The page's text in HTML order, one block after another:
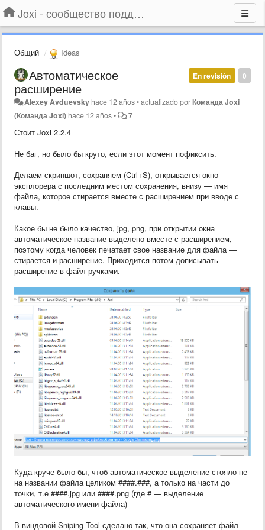
Joxi - сообщество поддержки
Общий Ideas
0
En revisión
Автоматическое
расширение
Alexey Avduevsky hace 12 años•actualizado porКоманда Joxi
(Команда Joxi) hace 12 años• 7
Стоит Joxi 2.2.4
Не баг, но было бы круто, если этот момент пофиксить.
Делаем скриншот, сохраняем (Ctrl+S), открывается окно
эксплорера с последним местом сохранения, внизу — имя
файла, которое стирается вместе с расширением при вводе с
клавы.
Какое бы не было качество, jpg, png, при открытии окна
автоматическое название выделено вместе с расширением,
поэтому когда человек печатает свое название для файла —
стирается и расширение. Приходится потом дописывать
расширение в файл ручками.
Куда круче было бы, чтоб автоматическое выделение стояло не
на названии файла целиком ####.###, а только на части до
точки, т.е ####.jpg или ####.png (где # — выделение
автоматического имени файла)
В виндовой Sniping Tool сделано так, что она сохраняет файл